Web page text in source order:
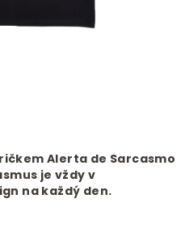
Alerta de Sarcasmo
je vždy v
na každý den.